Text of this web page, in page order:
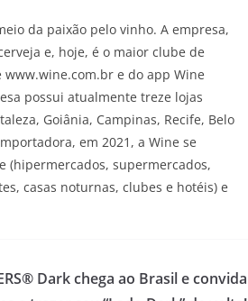
da paixão pelo vinho. A empresa,
e, hoje, é o maior clube de
e do app Wine
possui atualmente treze lojas
Goiânia, Campinas, Recife, Belo
em 2021, a Wine se
(hipermercados, supermercados,
casas noturnas, clubes e hotéis) e
Dark chega ao Brasil e convida